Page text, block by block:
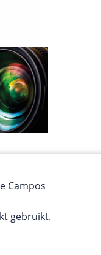
Campos
gebruikt.